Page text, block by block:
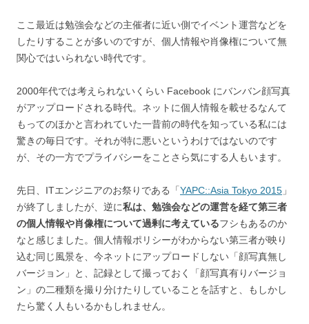
ここ最近は勉強会などの主催者に近い側でイベント運営などを
したりすることが多いのですが、個人情報や肖像権について無
関心ではいられない時代です。
2000年代では考えられないくらい Facebook にバンバン顔写真
がアップロードされる時代。ネットに個人情報を載せるなんて
もってのほかと言われていた一昔前の時代を知っている私には
驚きの毎日です。それが特に悪いというわけではないのです
が、その一方でプライバシーをことさら気にする人もいます。
先日、ITエンジニアのお祭りである「YAPC::Asia Tokyo 2015 」
が終了しましたが、逆に私は、勉強会などの運営を経て第三者
の個人情報や肖像権について過剰に考えているフシもあるのか
なと感じました。個人情報ポリシーがわからない第三者が映り
込む同じ風景を、今ネットにアップロードしない「顔写真無し
バージョン」と、記録として撮っておく「顔写真有りバージョ
ン」の二種類を撮り分けたりしていることを話すと、もしかし
たら驚く人もいるかもしれません。